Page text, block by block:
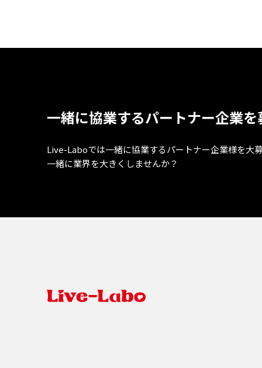
一緒に協業するパートナー企業
Live-Laboでは一緒に協業するパートナー企業様を大
一緒に業界を大きくしませんか？